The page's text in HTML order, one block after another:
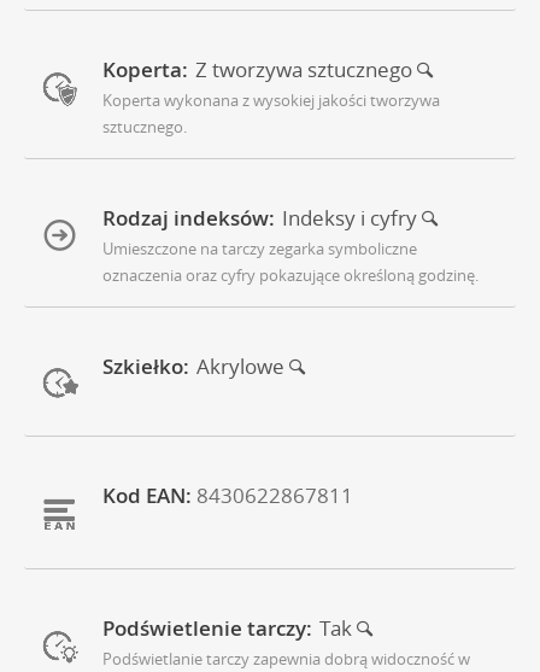
Koperta: Z tworzywa sztucznego
Koperta wykonana z wysokiej jakości tworzywa
sztucznego.
Rodzaj indeksów: Indeksy i cyfry
Umieszczone na tarczy zegarka symboliczne
oznaczenia oraz cyfry pokazujące określoną godzinę.
Szkiełko: Akrylowe
Kod EAN: 8430622867811
Podświetlenie tarczy: Tak
Podświetlanie tarczy zapewnia dobrą widoczność w